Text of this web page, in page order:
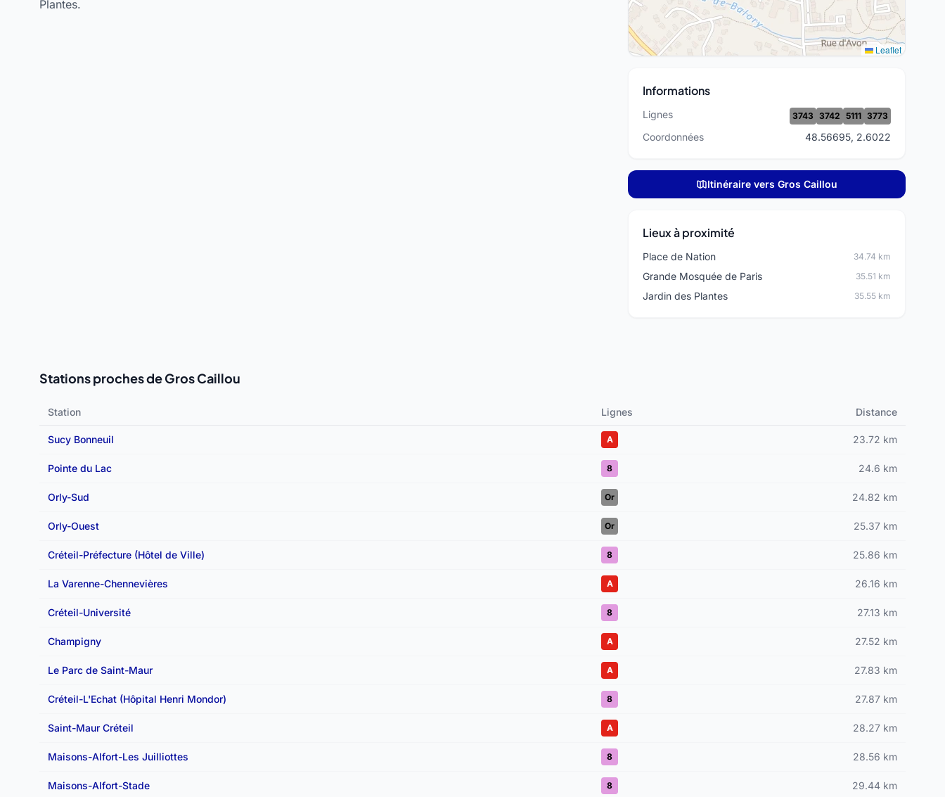
Plantes.
Leaflet
Informations
Lignes 3743 3742 5111 3773
Coordonnées 48.56695, 2.6022
Itinéraire vers Gros Caillou
Lieux à proximité
Place de Nation 34.74 km
Grande Mosquée de Paris 35.51 km
Jardin des Plantes 35.55 km
Stations proches de Gros Caillou
Station Lignes Distance
Sucy Bonneuil A 23.72 km
Pointe du Lac 8 24.6 km
Orly-Sud Or 24.82 km
Orly-Ouest Or 25.37 km
Créteil-Préfecture (Hôtel de Ville) 8 25.86 km
La Varenne-Chennevières A 26.16 km
Créteil-Université 8 27.13 km
Champigny A 27.52 km
Le Parc de Saint-Maur A 27.83 km
Créteil-L'Echat (Hôpital Henri Mondor) 8 27.87 km
Saint-Maur Créteil A 28.27 km
Maisons-Alfort-Les Juilliottes 8 28.56 km
Maisons-Alfort-Stade 8 29.44 km